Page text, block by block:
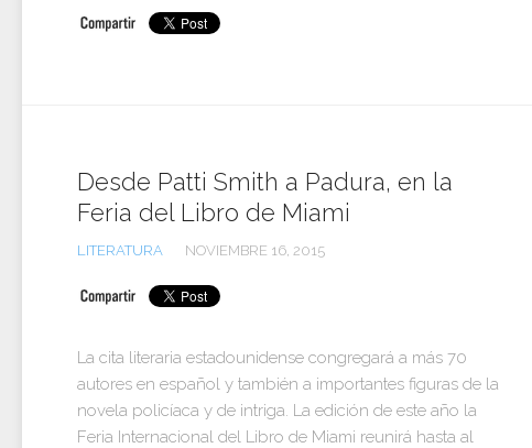
Desde Patti Smith a Padura, en la
Feria del Libro de Miami
LITERATURA NOVIEMBRE 16, 2015
La cita literaria estadounidense congregará a más 70
autores en español y también a importantes figuras de la
novela policíaca y de intriga. La edición de este año la
Feria Internacional del Libro de Miami reunirá hasta al